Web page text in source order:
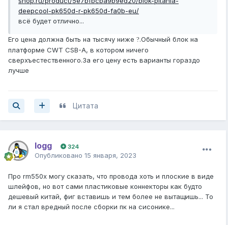
deepcool-pk650d-r-pk650d-fa0b-eu/
всё будет отлично...
Его цена должна быть на тысячу ниже ?.Обычный блок на
платформе CWT CSB-A, в котором ничего
сверхъестественного.За его цену есть варианты гораздо
лучше
Цитата
logg 324
Опубликовано 15 января, 2023
Про rm550x могу сказать, что провода хоть и плоские в виде
шлейфов, но вот сами пластиковые коннекторы как будто
дешевый китай, фиг вставишь и тем более не вытащишь... То
ли я стал вредный после сборки пк на сисонике...